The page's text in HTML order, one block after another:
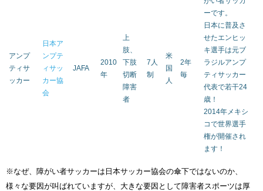
アンプ
ティサ
ッカー
日本ア
ンプテ
ィサッ
カー協
会
JAFA
2010
年
上
肢、
下肢
切断
障害
者
7人
制
米
国
人
2年
毎
ーです。
日本に普及さ
せたエンヒッ
キ選手は元ブ
ラジルアンプ
ティサッカー
代表で若干24
歳！
2014年メキシ
コで世界選手
権が開催され
ます！
※なぜ、障がい者サッカーは日本サッカー協会の傘下ではないのか、
様々な要因が叫ばれていますが、大きな要因として障害者スポーツは厚